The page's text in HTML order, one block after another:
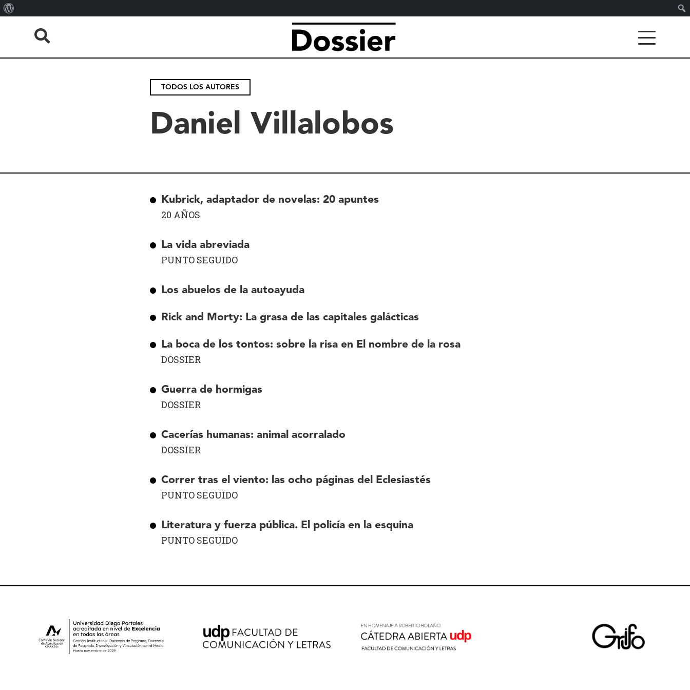
TODOS LOS AUTORES
Daniel Villalobos
Kubrick, adaptador de novelas: 20 apuntes
20 AÑOS
La vida abreviada
PUNTO SEGUIDO
Los abuelos de la autoayuda
Rick and Morty: La grasa de las capitales galácticas
La boca de los tontos: sobre la risa en El nombre de la rosa
DOSSIER
Guerra de hormigas
DOSSIER
Cacerías humanas: animal acorralado
DOSSIER
Correr tras el viento: las ocho páginas del Eclesiastés
PUNTO SEGUIDO
Literatura y fuerza pública. El policía en la esquina
PUNTO SEGUIDO